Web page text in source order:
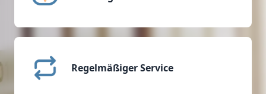
Regelmäßiger Service